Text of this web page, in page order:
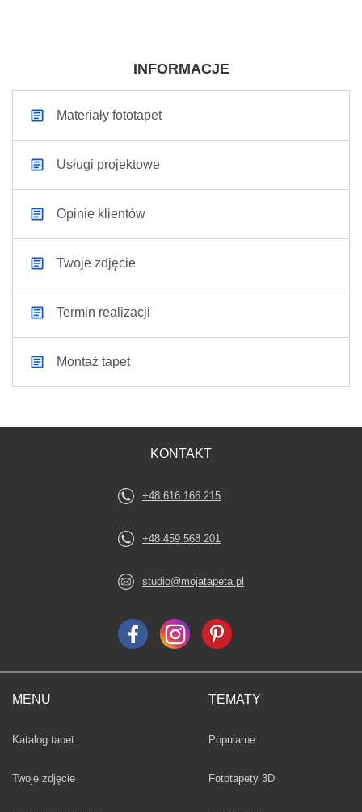
INFORMACJE
Materiały fototapet
Usługi projektowe
Opinie klientów
Twoje zdjęcie
Termin realizacji
Montaż tapet
MENU
Katalog tapet
Twoje zdjęcie
TEMATY
Fototapety
Popularne
Fototapety 3D
KONTAKT
+48 616 166 215
+48 459 568 201
studio@mojatapeta.pl